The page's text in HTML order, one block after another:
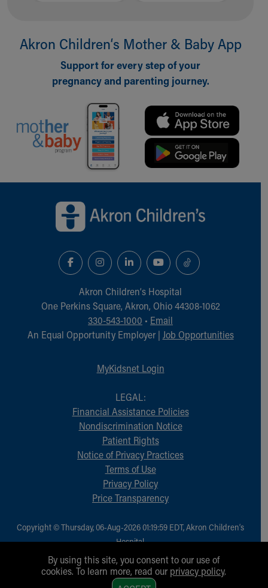
Akron Children‘s Mother & Baby App
Support for every step of your
pregnancy and parenting journey.
Akron Children‘s Hospital
One Perkins Square, Akron, Ohio 44308-1062
330-543-1000 • Email
An Equal Opportunity Employer | Job Opportunities
MyKidsnet Login
LEGAL:
Financial Assistance Policies
Nondiscrimination Notice
Patient Rights
Notice of Privacy Practices
Terms of Use
Privacy Policy
Price Transparency
Copyright © Thursday, 06-Aug-2026 01:19:59 EDT, Akron Children‘s
Hospital.
All Rights Reserved.
By using this site, you consent to our use of
cookies. To learn more, read our privacy policy.